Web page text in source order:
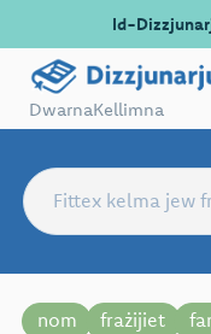
Id-
DwarnaKellimna
nom frażijiet